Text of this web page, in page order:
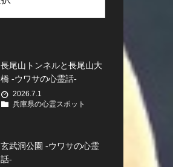
長尾山トンネルと長尾山大
橋 -ウワサの心霊話-
2026.7.1
兵庫県の心霊スポット
玄武洞公園 -ウワサの心霊
話-